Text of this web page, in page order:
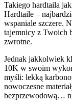
Takiego hardtaila
Hardtaile –
wspaniale szczere.
tajemnicy z Twoich
zwrotne.
Jednak jakkolwiek
10K w swoim
myśli: lekką
nowoczesne
bezprzewodową…